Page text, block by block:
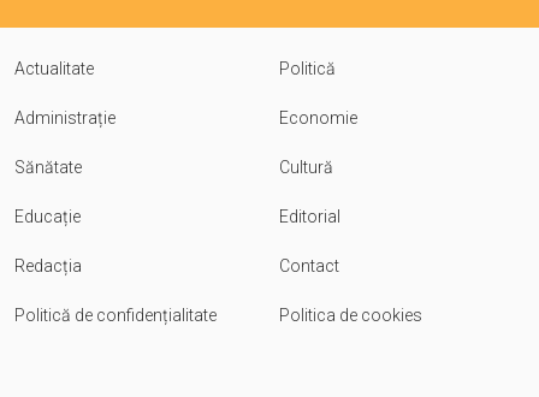
Actualitate Politică
Administrație Economie
Sănătate Cultură
Educație Editorial
Redacția Contact
Politică de confidențialitate Politica de cookies